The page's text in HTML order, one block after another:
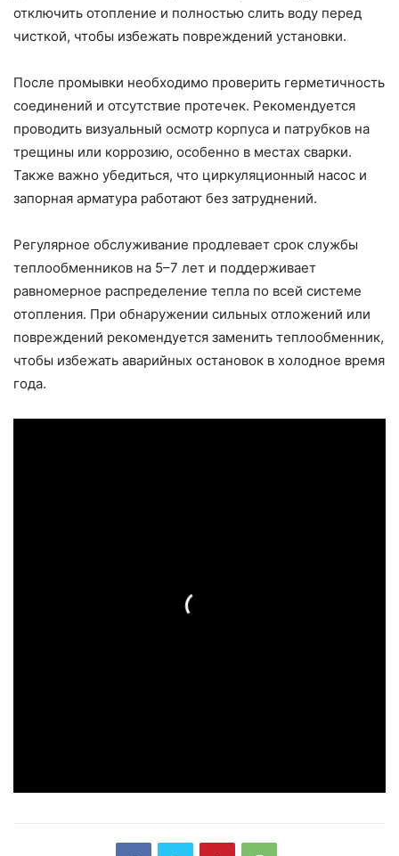
отключить отопление и полностью слить воду перед
чисткой, чтобы избежать повреждений установки.
После промывки необходимо проверить герметичность
соединений и отсутствие протечек. Рекомендуется
проводить визуальный осмотр корпуса и патрубков на
трещины или коррозию, особенно в местах сварки.
Также важно убедиться, что циркуляционный насос и
запорная арматура работают без затруднений.
Регулярное обслуживание продлевает срок службы
теплообменников на 5–7 лет и поддерживает
равномерное распределение тепла по всей системе
отопления. При обнаружении сильных отложений или
повреждений рекомендуется заменить теплообменник,
чтобы избежать аварийных остановок в холодное время
года.